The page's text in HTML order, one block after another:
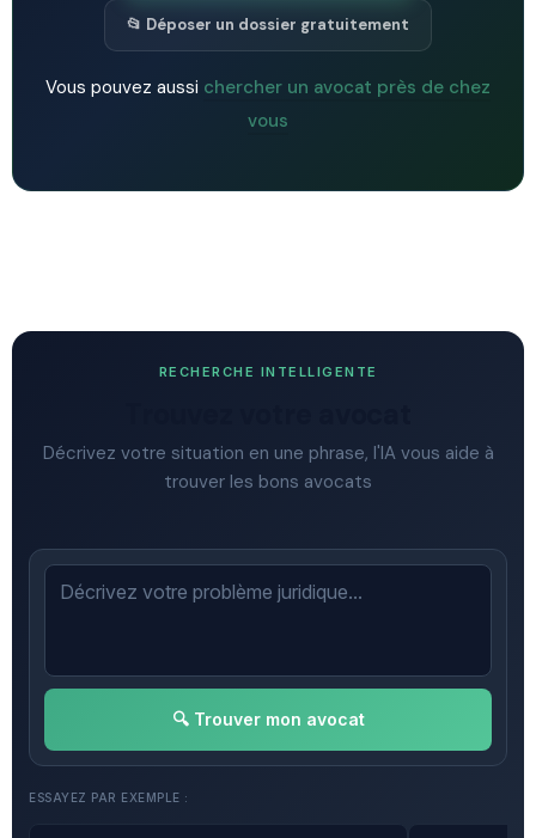
📂 Déposer un dossier gratuitement
Vous pouvez aussi chercher un avocat près de chez
vous
RECHERCHE INTELLIGENTE
Décrivez votre situation en une phrase, l'IA vous aide à
trouver les bons avocats
🔍 Trouver mon avocat
ESSAYEZ PAR EXEMPLE :